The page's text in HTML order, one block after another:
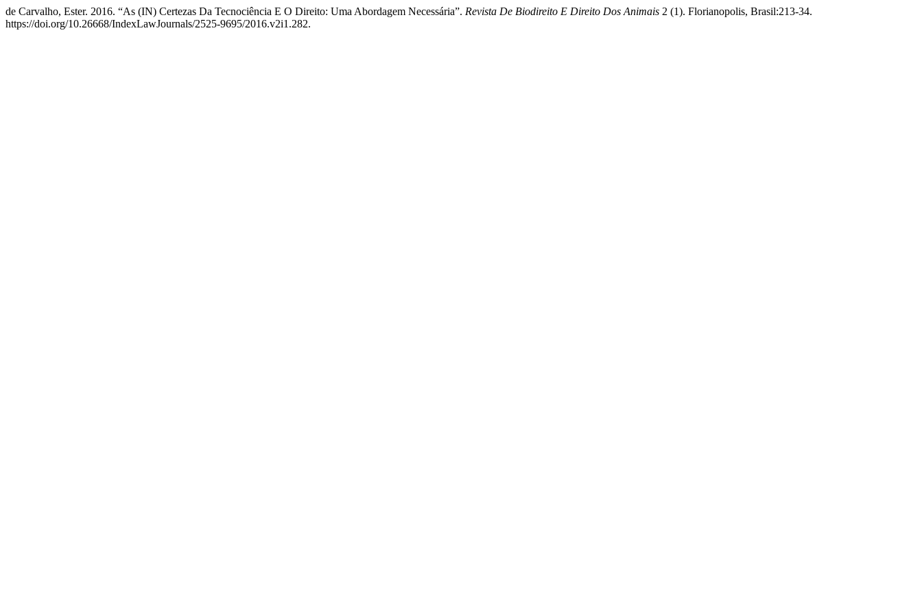
de Carvalho, Ester. 2016. “As (IN) Certezas Da Tecnociência E O Direito: Uma Abordagem Necessária”. Revista De Biodireito E Direito Dos Animais 2 (1). Florianopolis, Brasil:213-34.
https://doi.org/10.26668/IndexLawJournals/2525-9695/2016.v2i1.282.